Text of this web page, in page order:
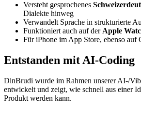
Versteht gesprochenes
Dialekte hinweg
Verwandelt Sprache in strukturierte
Funktioniert auch auf der Apple
Für iPhone im App Store, ebenso auf
Entstanden mit AI-Coding
DinBrudi wurde im Rahmen unserer AI-/
entwickelt und zeigt, wie schnell aus einer
Produkt werden kann.